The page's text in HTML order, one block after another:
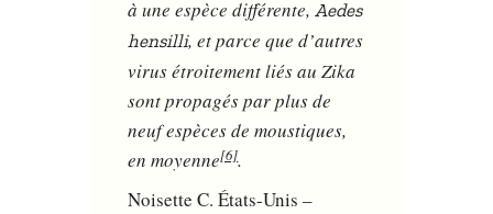
à une espèce différente,Aedes
hensilli, et parce que d’autres
virus étroitement liés au Zika
sont propagés par plus de
neuf espèces de moustiques,
en moyenne[6].
Noisette C. États-Unis –